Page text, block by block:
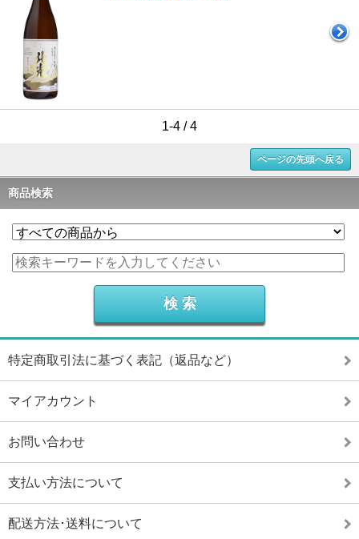
1-4 / 4
ページの先頭へ戻る
商品検索
特定商取引法に基づく表記（返品など）
マイアカウント
お問い合わせ
支払い方法について
配送方法･送料について